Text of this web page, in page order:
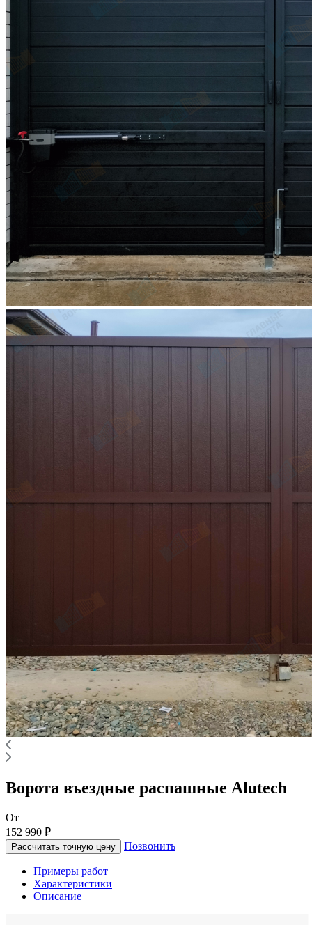
Ворота въездные распашные Alutech
От
152 990 ₽
Рассчитать точную цену Позвонить
Примеры работ
Характеристики
Описание